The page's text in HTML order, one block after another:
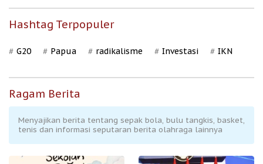
Hashtag Terpopuler
G20 Papua radikalisme Investasi IKN
Ragam Berita
Menyajikan berita tentang sepak bola, bulu tangkis, basket,
tenis dan informasi seputaran berita olahraga lainnya